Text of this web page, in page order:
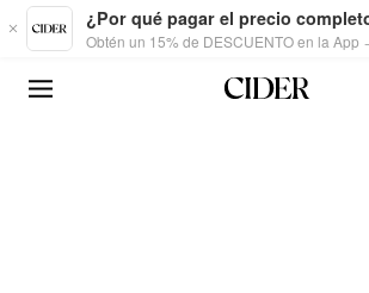
Skip to main content
¿Por qué pagar el precio
Obtén un 15% de DESCUENTO en la App